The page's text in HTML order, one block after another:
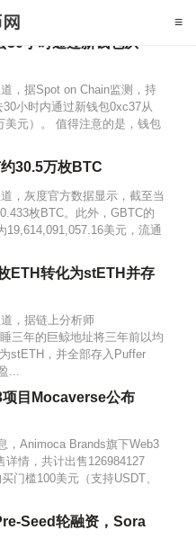
30小时通过新钱包从
，据Spot on Chain监测，持
小时内通过新钱包0xc37从
美元）。 值得注意的是，钱包
30.5万枚BTC
，灰度官方数据显示，截至当
枚BTC。此外，GBTC的
19,614,091,057.16美元，流通
ETH转化为stETH并存
，据链上分析师
三年的巨鲸地址将三年前以均
stETH，并全部存入Puffer
...
目Mocaverse公布
，Animoca Brands旗下Web3
情，共计出售126984127
门槛100美元（支持USDT、
Seed轮融资，Sora